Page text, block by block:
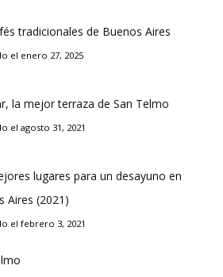
tradicionales de Buenos Aires
el enero 27, 2025
la mejor terraza de San Telmo
el agosto 31, 2021
lugares para un desayuno en
Aires (2021)
el febrero 3, 2021